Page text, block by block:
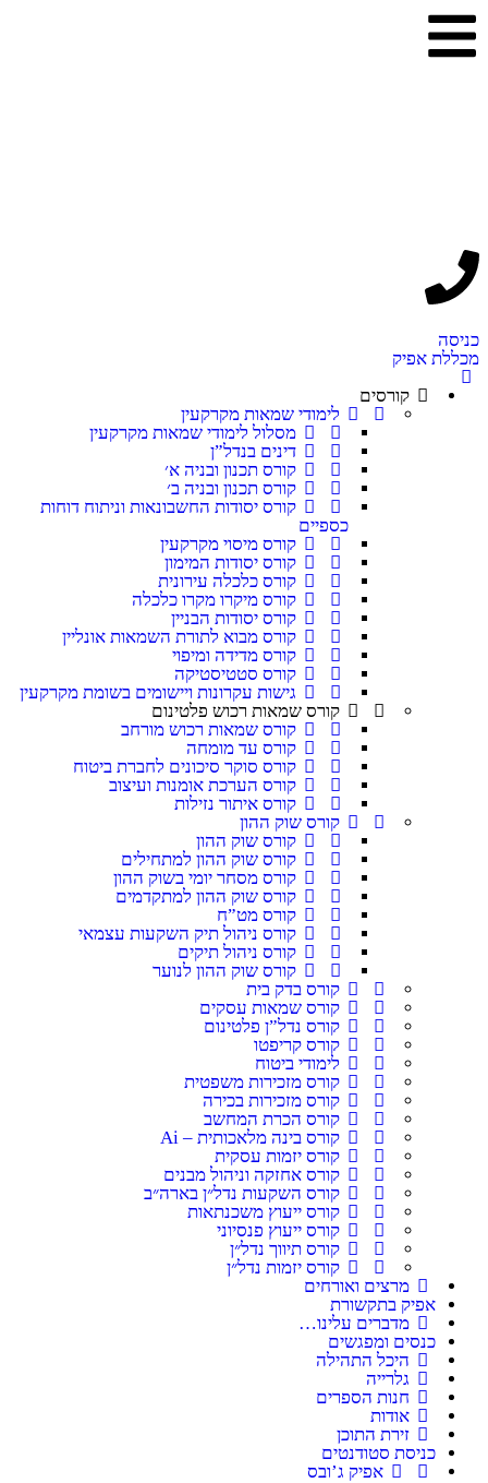
כניסה
מכללת אפיק
קורסים
לימודי שמאות מקרקעין
מסלול לימודי שמאות מקרקעין
דינים בנדל”ן
קורס תכנון ובניה א׳
קורס תכנון ובניה ב׳
קורס יסודות החשבונאות וניתוח דוחות
כספיים
קורס מיסוי מקרקעין
קורס יסודות המימון
קורס כלכלה עירונית
קורס מיקרו מקרו כלכלה
קורס יסודות הבניין
קורס מבוא לתורת השמאות אונליין
קורס מדידה ומיפוי
קורס סטטיסטיקה
גישות עקרונות ויישומים בשומת מקרקעין
קורס שמאות רכוש פלטינום
קורס שמאות רכוש מורחב
קורס עד מומחה
קורס סוקר סיכונים לחברת ביטוח
קורס הערכת אומנות ועיצוב
קורס איתור נזילות
קורס שוק ההון
קורס שוק ההון
קורס שוק ההון למתחילים
קורס מסחר יומי בשוק ההון
קורס שוק ההון למתקדמים
קורס מט”ח
קורס ניהול תיק השקעות עצמאי
קורס ניהול תיקים
קורס שוק ההון לנוער
קורס בדק בית
קורס שמאות עסקים
קורס נדל”ן פלטינום
קורס קריפטו
לימודי ביטוח
קורס מזכירות משפטית
קורס מזכירות בכירה
קורס הכרת המחשב
קורס בינה מלאכותית – Ai
קורס יזמות עסקית
קורס אחזקה וניהול מבנים
קורס השקעות נדל״ן בארה״ב
קורס ייעוץ משכנתאות
קורס ייעוץ פנסיוני
קורס תיווך נדל״ן
קורס יזמות נדל״ן
מרצים ואורחים
אפיק בתקשורת
מדברים עלינו…
כנסים ומפגשים
היכל התהילה
גלרייה
חנות הספרים
אודות
זירת התוכן
כניסת סטודנטים
אפיק ג’ובס